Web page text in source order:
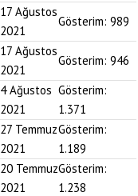
17 Ağustos
2021
Gösterim: 989
17 Ağustos
2021
Gösterim: 946
4 Ağustos
2021
Gösterim:
1.371
27 Temmuz
2021
Gösterim:
1.189
20 Temmuz
2021
Gösterim:
1.238